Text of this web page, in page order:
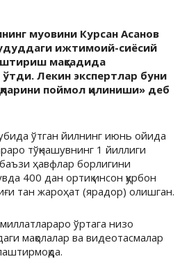
муовини Курсан Асанов
ижтимоий-сиёсий
мақсадида
Лекин экспертлар буни
поймол қилиниши» деб
ўтган йилнинг июнь ойида
тўқнашувнинг 1 йиллиги
ҳавфлар борлигини
400 дан ортиқ инсон қурбон
тан жароҳат (ярадор) олишган.
ўртага низо
мақолалар ва видеотасмалар